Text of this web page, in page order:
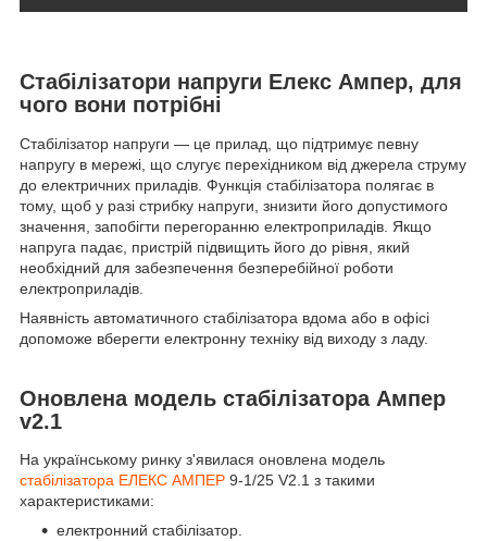
Стабілізатори напруги Елекс Ампер, для
чого вони потрібні
Стабілізатор напруги — це прилад, що підтримує певну
напругу в мережі, що слугує перехідником від джерела струму
до електричних приладів. Функція стабілізатора полягає в
тому, щоб у разі стрибку напруги, знизити його допустимого
значення, запобігти перегоранню електроприладів. Якщо
напруга падає, пристрій підвищить його до рівня, який
необхідний для забезпечення безперебійної роботи
електроприладів.
Наявність автоматичного стабілізатора вдома або в офісі
допоможе вберегти електронну техніку від виходу з ладу.
Оновлена модель стабілізатора Ампер
v2.1
На українському ринку з'явилася оновлена модель
стабілізатора ЕЛЕКС АМПЕР 9-1/25 V2.1 з такими
характеристиками:
електронний стабілізатор.